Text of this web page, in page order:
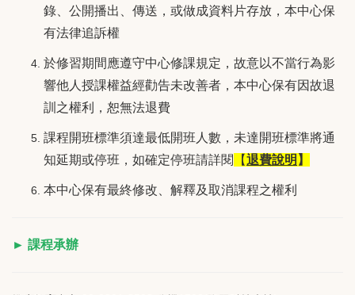
錄、公開播出、傳送，或做成資料片存放，本中心保
有法律追訴權
於修習期間應遵守中心修課規定，故意以不當行為影
響他人授課權益經勸告未改善者，本中心保有因故退
訓之權利，恕無法退費
課程開班標準須達最低開班人數，未達開班標準將通
知延期或停班，如確定停班請詳閱
【退費說明 】
本中心保有最終修改、解釋及取消課程之權利
► 課程承辦